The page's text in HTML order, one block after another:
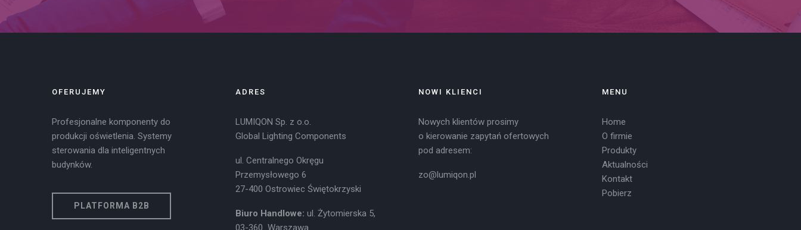
OFERUJEMY
Profesjonalne komponenty do
produkcji oświetlenia. Systemy
sterowania dla inteligentnych
budynków.
PLATFORMA B2B
ADRES
LUMIQON Sp. z o.o.
Global Lighting Components
ul. Centralnego Okręgu
Przemysłowego 6
27-400 Ostrowiec Świętokrzyski
Biuro Handlowe: ul. Żytomierska 5,
03-360 Warszawa
NOWI KLIENCI
Nowych klientów prosimy
o kierowanie zapytań ofertowych
pod adresem:
zo@lumiqon.pl
MENU
Home
O firmie
Produkty
Aktualności
Kontakt
Pobierz